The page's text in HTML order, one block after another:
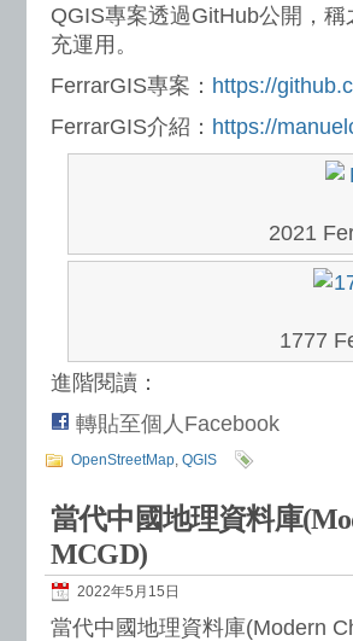
QGIS專案透過GitHub公開，
充運用。
FerrarGIS專案： https://
FerrarGIS介紹： https://
2021
1777
進階閱讀：
轉貼至個人Facebook
OpenStreetMap, QGIS
當代中國地理資料庫
MCGD)
2022年5月15日
當代中國地理資料庫(Modern